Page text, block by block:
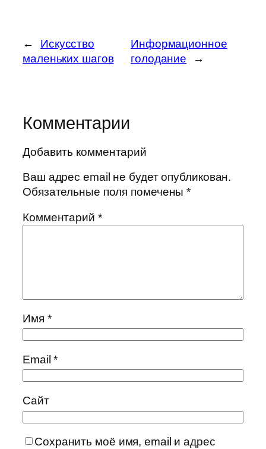
←
Искусство
маленьких шагов
Информационное
голодание
→
Комментарии
Добавить комментарий
Ваш адрес email не будет опубликован.
Обязательные поля помечены*
Комментарий *
Имя *
Email*
Сайт
Сохранить моё имя, email и адрес